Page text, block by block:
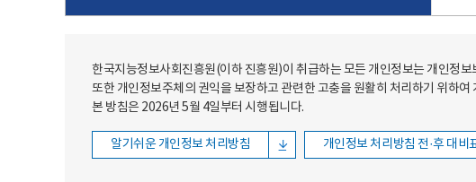
한국지능정보사회진흥원(이하 진흥원)이 취급하는 모든 개인정보는 개인정
또한 개인정보주체의 권익을 보장하고 관련한 고충을 원활히 처리하기 위하
본 방침은 2026년 5월 4일부터 시행됩니다.
알기쉬운 개인정보 처리방침 개인정보 처리방침 전·후 대비